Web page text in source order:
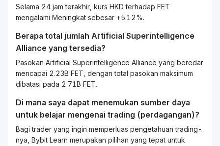
Selama 24 jam terakhir, kurs HKD terhadap FET
mengalami Meningkat sebesar +5.12%.
Berapa total jumlah Artificial Superintelligence
Alliance yang tersedia?
Pasokan Artificial Superintelligence Alliance yang beredar
mencapai 2.23B FET, dengan total pasokan maksimum
dibatasi pada 2.71B FET.
Di mana saya dapat menemukan sumber daya
untuk belajar mengenai trading (perdagangan)?
Bagi trader yang ingin memperluas pengetahuantrading-
nya, Bybit Learn merupakan pilihan yang tepat untuk